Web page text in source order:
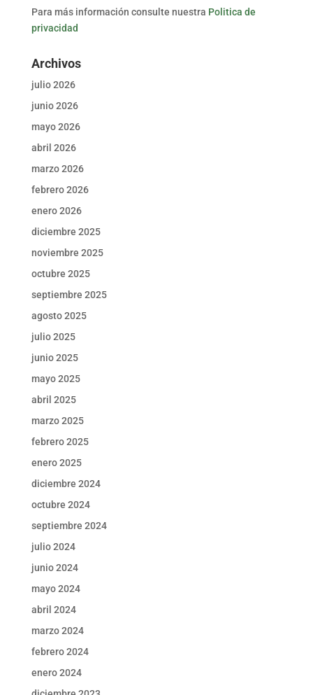
Para más información consulte nuestra Politica de
privacidad
Archivos
julio 2026
junio 2026
mayo 2026
abril 2026
marzo 2026
febrero 2026
enero 2026
diciembre 2025
noviembre 2025
octubre 2025
septiembre 2025
agosto 2025
julio 2025
junio 2025
mayo 2025
abril 2025
marzo 2025
febrero 2025
enero 2025
diciembre 2024
octubre 2024
septiembre 2024
julio 2024
junio 2024
mayo 2024
abril 2024
marzo 2024
febrero 2024
enero 2024